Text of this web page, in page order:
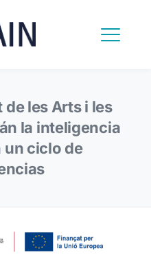
de les Arts i les
la inteligencia
ciclo de